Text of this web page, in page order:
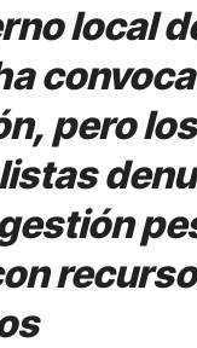
local
pero los